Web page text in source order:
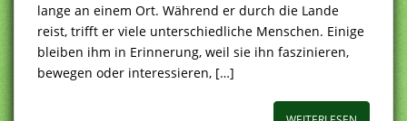
lange an einem Ort. Während er durch die Lande
reist, trifft er viele unterschiedliche Menschen. Einige
bleiben ihm in Erinnerung, weil sie ihn faszinieren,
bewegen oder interessieren, […]